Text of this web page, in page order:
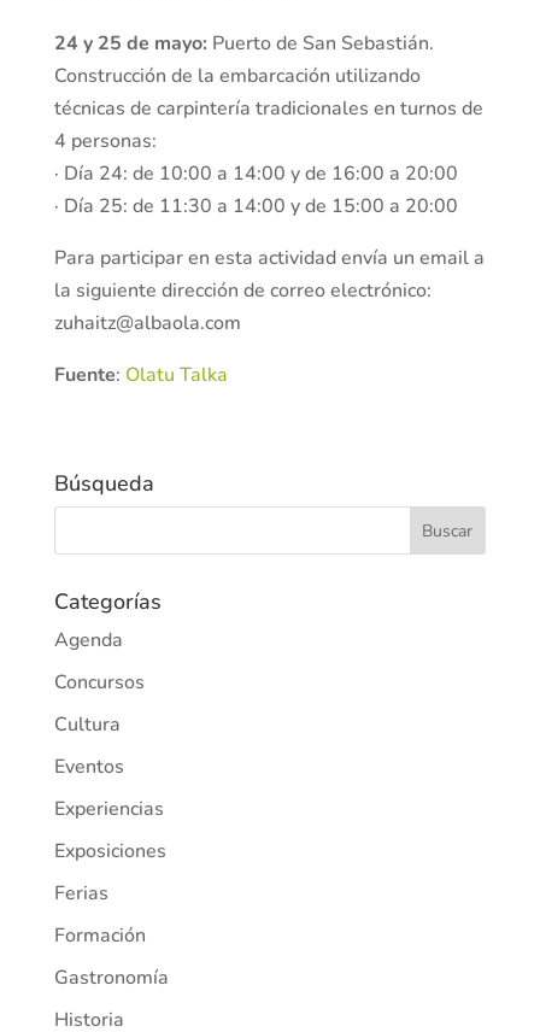
24 y 25 de mayo: Puerto de San Sebastián.
Construcción de la embarcación utilizando
técnicas de carpintería tradicionales en turnos de
4 personas:
· Día 24: de 10:00 a 14:00 y de 16:00 a 20:00
· Día 25: de 11:30 a 14:00 y de 15:00 a 20:00
Para participar en esta actividad envía un email a
la siguiente dirección de correo electrónico:
zuhaitz@albaola.com
Fuente: Olatu Talka
Búsqueda
Categorías
Agenda
Concursos
Cultura
Eventos
Experiencias
Exposiciones
Ferias
Formación
Gastronomía
Historia